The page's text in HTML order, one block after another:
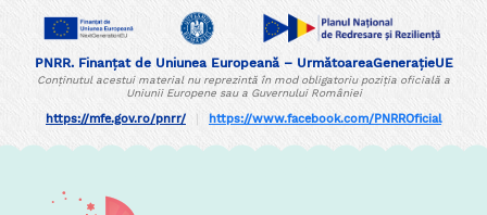
PNRR. Finanțat de Uniunea Europeană – UrmătoareaGenerațieUE
Conținutul acestui material nu reprezintă în mod obligatoriu poziția oficială a
Uniunii Europene sau a Guvernului României
https://mfe.gov.ro/pnrr/ https://www.facebook.com/PNRROficial